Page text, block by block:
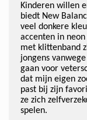
Kinderen willen
biedt New
veel donkere
accenten in
met klittenband
jongens
gaan voor
dat mijn eigen
past bij zijn
ze zich
spelen.